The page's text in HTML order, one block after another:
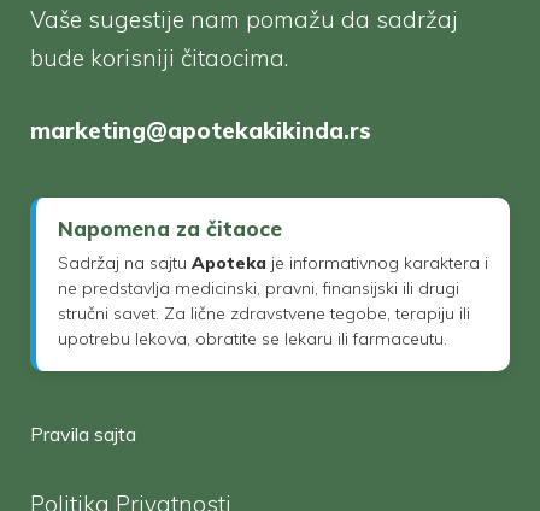
Vaše sugestije nam pomažu da sadržaj
bude korisniji čitaocima.
marketing@apotekakikinda.rs
Napomena za čitaoce
Sadržaj na sajtu Apoteka je informativnog karaktera i
ne predstavlja medicinski, pravni, finansijski ili drugi
stručni savet. Za lične zdravstvene tegobe, terapiju ili
upotrebu lekova, obratite se lekaru ili farmaceutu.
Pravila sajta
Politika Privatnosti